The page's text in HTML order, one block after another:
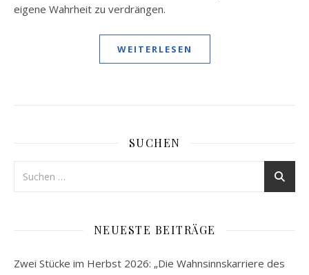
eigene Wahrheit zu verdrängen.
WEITERLESEN
SUCHEN
NEUESTE BEITRÄGE
Zwei Stücke im Herbst 2026: „Die Wahnsinnskarriere des